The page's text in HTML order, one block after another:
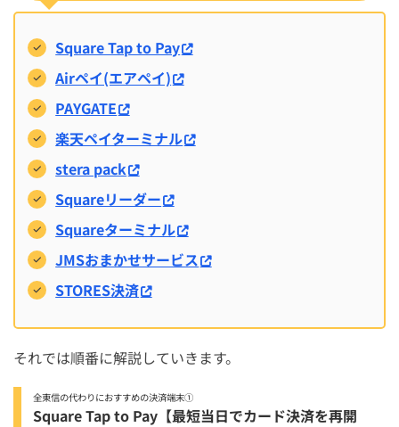
Square Tap to Pay
Airペイ(エアペイ)
PAYGATE
楽天ペイターミナル
stera pack
Squareリーダー
Squareターミナル
JMSおまかせサービス
STORES決済
それでは順番に解説していきます。
全東信の代わりにおすすめの決済端末①
Square Tap to Pay【最短当日でカード決済を再開